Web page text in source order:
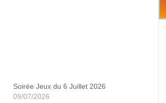
Soirée Jeux du 6 Juillet 2026
09/07/2026